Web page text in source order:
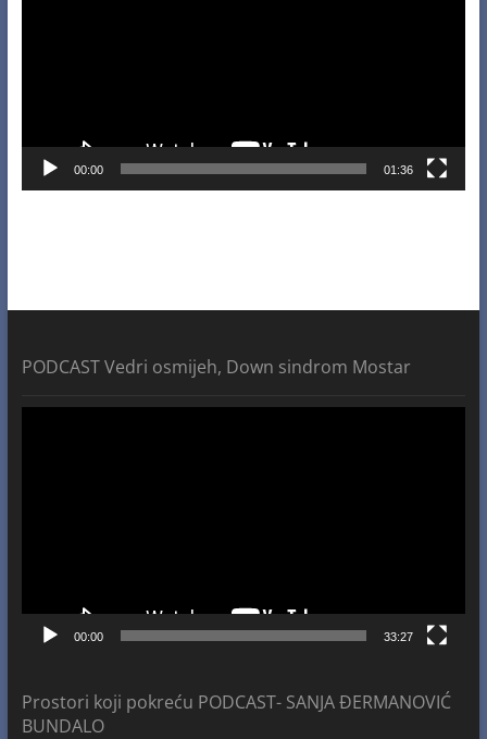
00:00 01:36
PODCAST Vedri osmijeh, Down sindrom Mostar
00:00 33:27
Prostori koji pokreću PODCAST- SANJA ĐERMANOVIĆ
BUNDALO